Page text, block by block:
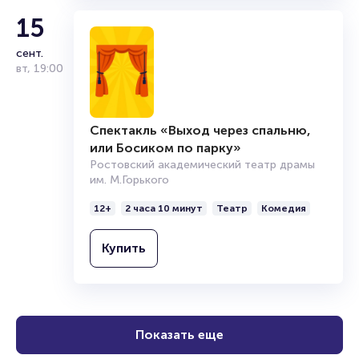
15
сент.
вт, 19:00
Спектакль «Выход через спальню,
или Босиком по парку»
Ростовский академический театр драмы
им. М.Горького
12+ 2 часа 10 минут Театр Комедия
Купить
Показать еще